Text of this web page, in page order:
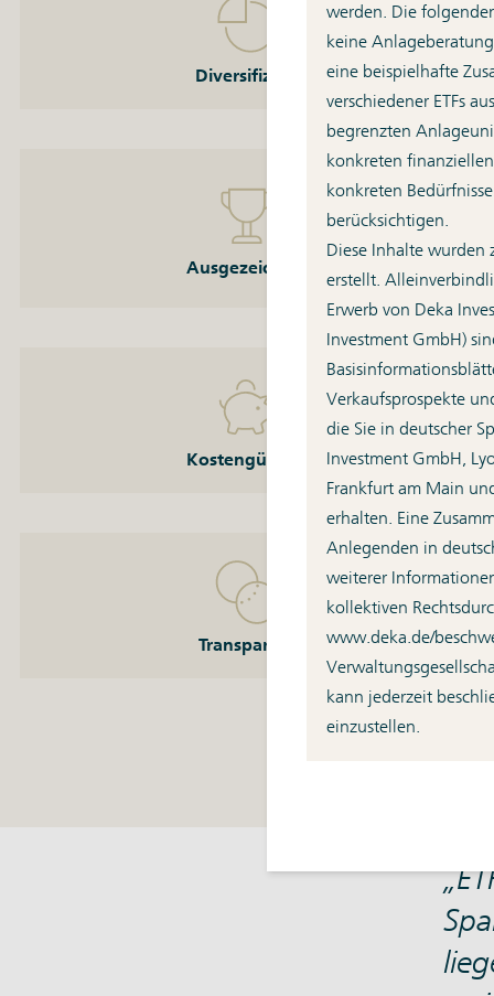
werden. Die
keine
eine beispielhafte
verschiedener ETFs
begrenzten
konkreten
konkreten
berücksichtigen.
Diese Inhalte wurden
erstellt.
Erwerb von Deka
Investment GmbH)
Verkaufsprospekte
die Sie in deutscher
Investment GmbH,
Frankfurt am Main
erhalten. Eine
Anlegenden in
weiterer
kollektiven
www.deka.de/­
kann jederzeit
einzustellen.
Diversifiziert
Diversifiziert
Sie können breit gestreut in ganze Märkte investieren.
Ausgezeichnet
Ausgezeichnet
Die Deka und viele ihrer ETFs werden regelmäßig mit
Bestnoten bewertet.
Unsere Auszeichnungen
Kostengünstig
Kostengünstig
Wir erheben für das Management unserer ETFs nur
geringe Gebühren.
Transparent
Transparent
Das Schöne an ETFs: Sie wissen immer genau, was sich
im Portfolio befindet.